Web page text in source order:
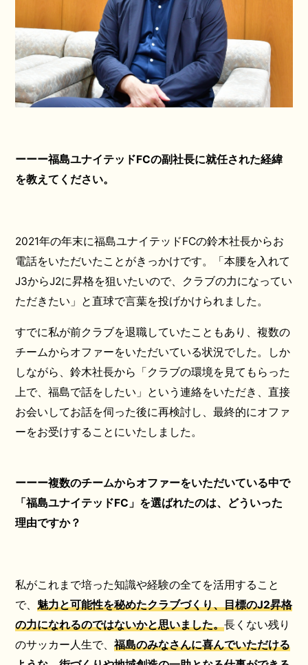
ーーー福島ユナイテッドFCの副社長に就任された経緯
を教えてください。
2021年の年末に福島ユナイテッドFCの鈴木社長からお
電話をいただいたことがきっかけです。「本腰を入れて
J3からJ2に昇格を狙いたいので、クラブの力になってい
ただきたい」と直球で言葉を投げかけられました。
すでに私が前クラブを退職していたこともあり、複数の
チームからオファーをいただいている状況でした。しか
しながら、鈴木社長から「クラブの環境を見てもらった
上で、福島で話をしたい」という連絡をいただき、直接
お会いしてお話を伺った後に再検討し、最終的にオファ
ーをお受けすることにいたしました。
ーーー複数のチームからオファーをいただいている中で
「福島ユナイテッドFC」を選ばれたのは、どういった
理由ですか？
私がこれまで培った知識や経験の全てを活用すること
で、 魅力と可能性を秘めたクラブづくり、目標のJ2昇格
の力になれるのではないかと思いました。長くない残り
のサッカー人生で、 福島のみなさんに喜んでいただける